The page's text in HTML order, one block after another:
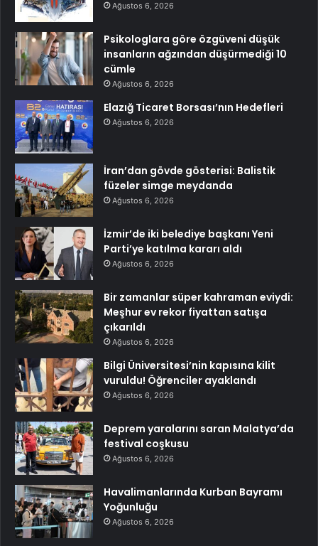
Ağustos 6, 2026
Psikologlara göre özgüveni düşük
insanların ağzından düşürmediği 10
cümle
Ağustos 6, 2026
Elazığ Ticaret Borsası’nın Hedefleri
Ağustos 6, 2026
İran’dan gövde gösterisi: Balistik
füzeler simge meydanda
Ağustos 6, 2026
İzmir’de iki belediye başkanı Yeni
Parti’ye katılma kararı aldı
Ağustos 6, 2026
Bir zamanlar süper kahraman eviydi:
Meşhur ev rekor fiyattan satışa
çıkarıldı
Ağustos 6, 2026
Bilgi Üniversitesi’nin kapısına kilit
vuruldu! Öğrenciler ayaklandı
Ağustos 6, 2026
Deprem yaralarını saran Malatya’da
festival coşkusu
Ağustos 6, 2026
Havalimanlarında Kurban Bayramı
Yoğunluğu
Ağustos 6, 2026